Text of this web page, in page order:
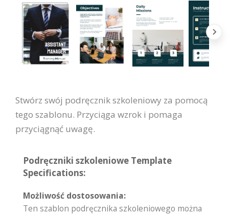
Stwórz swój podręcznik szkoleniowy za pomocą
tego szablonu. Przyciąga wzrok i pomaga
przyciągnąć uwagę.
Podręczniki szkoleniowe Template
Specifications:
Możliwość dostosowania:
Ten szablon podręcznika szkoleniowego można